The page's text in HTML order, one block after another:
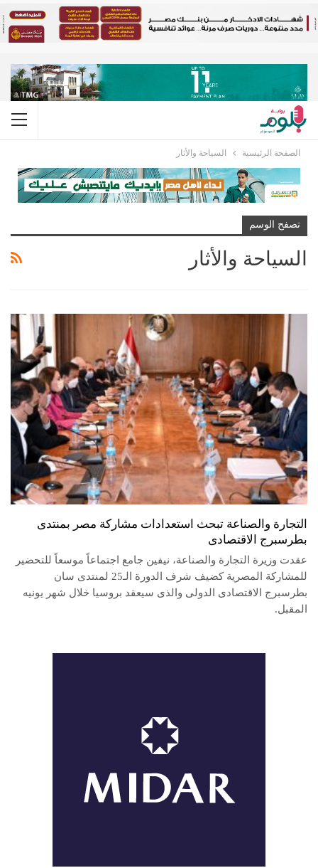
الصفحة الرئيسية السياحة والأثار
تصفح الوسم
السياحة والأثار
التجارة والصناعة تبحث استعدادات مشاركة مصر بمنتدى
بطرسبرج الاقتصادى
عقدت وزيرة التجارة والصناعة، نيفين جامع اجتماعاً موسعاً للتحضير
للمشاركة المصرية كضيف شرف الدورة الـ25 لمنتدى سان
بطرسبرج الاقتصادى الدولى والذى سيعقد بروسيا خلال شهر يونيه
المقبل.